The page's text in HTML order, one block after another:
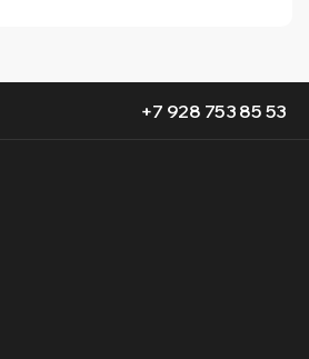
+7 928 753 85 53